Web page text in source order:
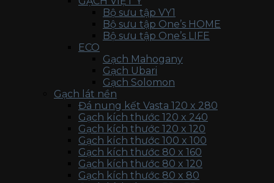
Bộ sưu tập VY1
Bộ sưu tập One’s HOME
Bộ sưu tập One’s LIFE
ECO
Gạch Mahogany
Gạch Ubari
Gạch Solomon
Gạch lát nền
Đá nung kết Vasta 120 x 280
Gạch kích thước 120 x 240
Gạch kích thước 120 x 120
Gạch kích thước 100 x 100
Gạch kích thước 80 x 160
Gạch kích thước 80 x 120
Gạch kích thước 80 x 80